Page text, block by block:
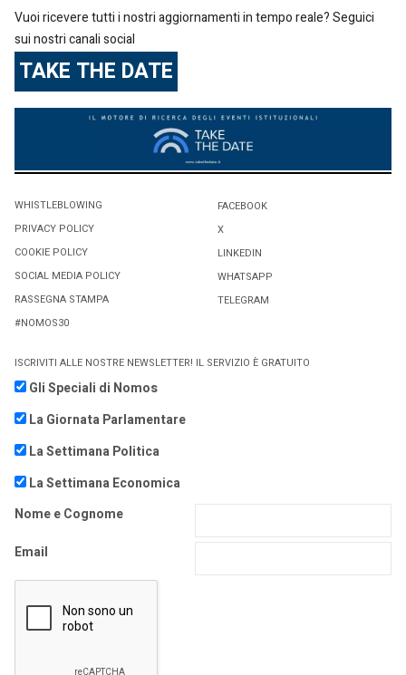
Vuoi ricevere tutti i nostri aggiornamenti in tempo reale? Seguici
sui nostri canali social
TAKE THE DATE
WHISTLEBLOWING
PRIVACY POLICY
COOKIE POLICY
SOCIAL MEDIA POLICY
RASSEGNA STAMPA
#NOMOS30
FACEBOOK
X
LINKEDIN
WHATSAPP
TELEGRAM
ISCRIVITI ALLE NOSTRE NEWSLETTER! IL SERVIZIO È GRATUITO
Gli Speciali di Nomos
La Giornata Parlamentare
La Settimana Politica
La Settimana Economica
Nome e Cognome
Email